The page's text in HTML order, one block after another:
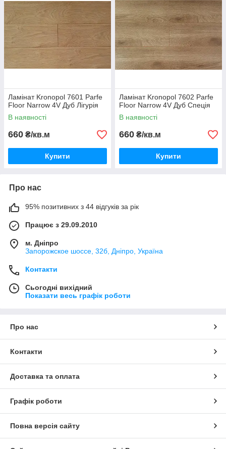
Ламінат Kronopol 7601 Parfe
Floor Narrow 4V Дуб Лігурія
В наявності
660 ₴/кв.м
Купити
Ламінат Kronopol 7602 Parfe
Floor Narrow 4V Дуб Спеція
В наявності
660 ₴/кв.м
Купити
Про нас
95% позитивних з 44 відгуків за рік
Працює з 29.09.2010
м. Дніпро
Запорожское шоссе, 32б, Дніпро, Україна
Контакти
Сьогодні вихідний
Показати весь графік роботи
Про нас
Контакти
Доставка та оплата
Графік роботи
Повна версія сайту